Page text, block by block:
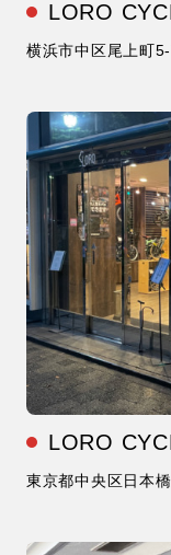
LORO
横浜市中区尾上町
LORO
東京都中央区日本